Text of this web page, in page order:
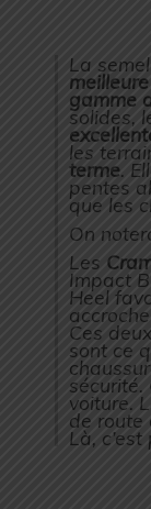
La
gamme
solides,
les
terme.
pentes
que les
On
Les
Impact
Heel
Ces
sont ce
sécurité.
voiture.
de route
Là, c’est